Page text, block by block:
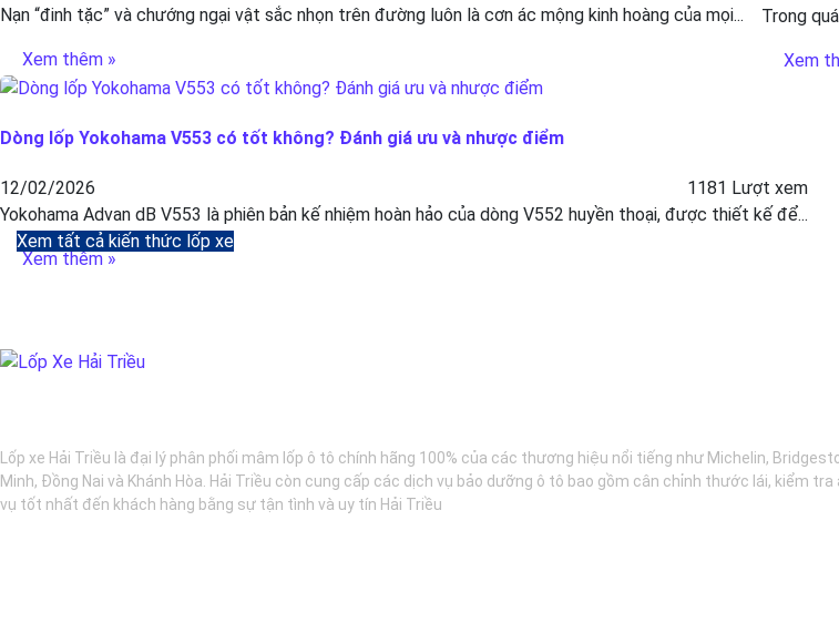
Nạn “đinh tặc” và chướng ngại vật sắc nhọn trên đường luôn là cơn ác mộng kinh hoàng của mọi...
Xem thêm »
Trong
Xem
Dòng lốp Yokohama V553 có tốt không? Đánh giá ưu và nhược điểm
12/02/2026
1181 Lượt xem
Yokohama Advan dB V553 là phiên bản kế nhiệm hoàn hảo của dòng V552 huyền thoại, được thiết kế để...
Xem thêm »
Xem tất cả kiến thức lốp xe
Lốp xe Hải Triều là đại lý phân phối mâm lốp ô tô chính hãng 100% của các thương hiệu nổi tiếng như Michelin,
Minh, Đồng Nai và Khánh Hòa. Hải Triều còn cung cấp các dịch vụ bảo dưỡng ô tô bao gồm cân chỉnh thước lái, kiểm
vụ tốt nhất đến khách hàng bằng sự tận tình và uy tín Hải Triều